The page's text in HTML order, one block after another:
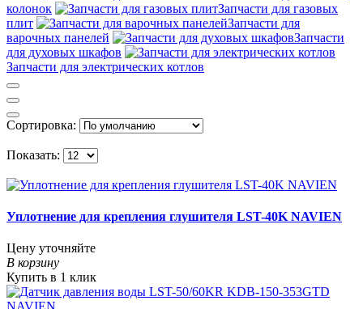
колонок
Запчасти для газовых
плит
Запчасти для
варочных панелей
Запчасти
для духовых шкафов
Запчасти для электрических котлов
Сортировка:
Показать:
Уплотнение для крепления глушителя LST-40K NAVIEN
Цену уточняйте
В корзину
Купить в 1 клик